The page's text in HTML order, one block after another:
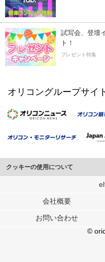
試写会、登壇
ト！
プレゼント特集
オリコングループサイ
クッキーの使用について
このサイトでは Cookie を使用し
行っています。
メディアや広告配信、データ解析
各パートナーは、この情報とユー
ユーザーが各パートナーのサービ
会社概要
お問い合わせ
©